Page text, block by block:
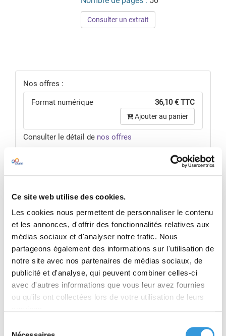
Ce site web utilise des cookies.
Les cookies nous permettent de personnaliser le contenu
et les annonces, d'offrir des fonctionnalités relatives aux
médias sociaux et d'analyser notre trafic. Nous
partageons également des informations sur l'utilisation de
notre site avec nos partenaires de médias sociaux, de
publicité et d'analyse, qui peuvent combiner celles-ci
avec d'autres informations que vous leur avez fournies
ou qu'ils ont collectées lors de votre utilisation de leurs
Consulter un extrait
Nos offres :
Format numérique 36,10 € TTC
Ajouter au panier
Consulter le détail de nos offres
Pour une offre sur mesure,nous contacter
Voir l'édition suivante:
Référentiel APSAD R4 Extincteurs portatifs
et mobiles (Novembre 2016)
RÉSUMÉ